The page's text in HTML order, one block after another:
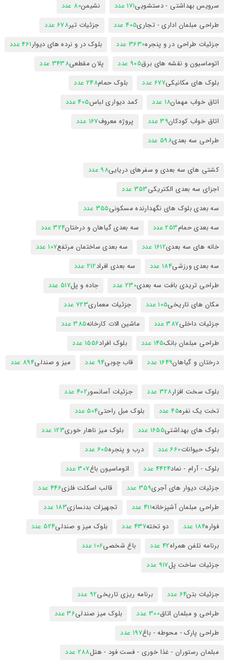
سرویس بهداشتی - دستشویی171 عدد نشیمن80 عدد
طراحی مبلمان اداری - تجاری405 عدد جزئیات تیر678 عدد
جزئیات طراحی در و پنجره3630 عدد بلوک در و نرده های دیوار461 عدد
اتوماسیون و نقشه های برق905 عدد پلان مقطعی3438 عدد
بلوک های مکانیکی677 عدد بلوک حمام248 عدد
اتاق خواب مهمان18 عدد کمد دیواری لباس405 عدد
اتاق خواب کودکان39 عدد پروژه معروف167 عدد
طراحی سه بعدی598 عدد
کشتی های سه بعدی و سفرهای دریایی98 عدد
اجزای سه بعدی الکتریکی353 عدد
سه بعدی بلوک های نگهدارنده مسکونی355 عدد
سه بعدی حمام253 عدد سه بعدی گیاهان و درختان324 عدد
خانه های سه بعدی1612 عدد سه بعدی ساختمان مرتفع107 عدد
سه بعدی ورزشی184 عدد سه بعدی افراد212 عدد
طراحی تریدی بافت سه بعدی230 عدد جاده و پل517 عدد
مکان های تاریخی105 عدد جزئیات معماری723 عدد
جزئیات داخلی387 عدد ماشین الات کارخانه385 عدد
طراحی مبلمان بانک145 عدد بلوک افراد1556 عدد
درختان و گیاهان1649 عدد قاب چوبی94 عدد میز و صندلی894 عدد
بلوک سخت افزار328 عدد جزئیات آسانسور402 عدد
تخت یک نفره45 عدد بلوک مبل راحتی504 عدد
بلوک های بهداشتی1655 عدد بلوک میز ناهار خوری123 عدد
بلوک حیوانات660 عدد درب و پنجره605 عدد
بلوک - آرام - نماد4424 عدد اتوماسیون باغ307 عدد
جزئیات دیوار های آجری359 عدد قالب اسکلت فلزی446 عدد
طراحی مبلمان آشپزخانه411 عدد تجهیزات بدنسازی183 عدد
فواره184 عدد دو تخته437 عدد بلوک میز و صندلی524 عدد
برنامه تلفن همراه42 عدد باغ شخصی106 عدد
جزئیات ساخت پل917 عدد
جزئیات بتن64 عدد برنامه ریزی تاریخی92 عدد
طراحی و مبلمان اتاق300 عدد بلوک میز صندلی36 عدد
طراحی پارک - محوطه - باغ197 عدد
مبلمان رستوران - غذا خوری - فست فود - هتل288 عدد